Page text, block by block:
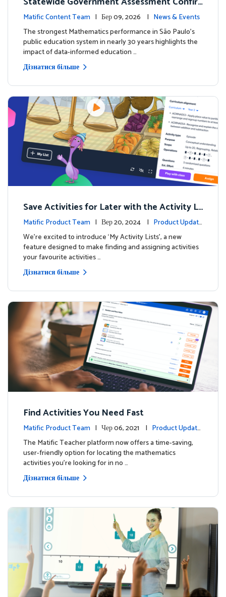
ms: Greater Matific Usage Linked to Higher
Math Achievement
Matific Content Team | Бер 09, 2026 | News & Events
The strongest Mathematics performance in São Paulo’s
public education system in nearly 30 years highlights the
impact of data-informed education …
Дізнатися більше
Save Activities for Later with the Activity Li
sts Feature
Matific Product Team | Вер 20, 2024 | Product Update
s
We're excited to introduce ‘My Activity Lists’, a new
feature designed to make finding and assigning activities
your favourite activities …
Дізнатися більше
Find Activities You Need Fast
Matific Product Team | Чер 06, 2021 | Product Update
s
The Matific Teacher platform now offers a time-saving,
user-friendly option for locating the mathematics
activities you're looking for in no …
Дізнатися більше